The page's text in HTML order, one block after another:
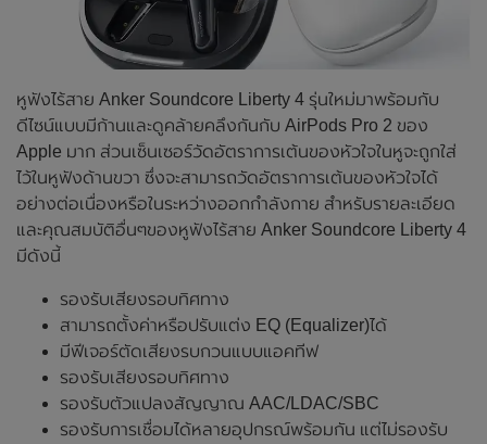
หูฟังไร้สาย Anker Soundcore Liberty 4 รุ่นใหม่มาพร้อมกับ
ดีไซน์แบบมีก้านและดูคล้ายคลึงกันกับ AirPods Pro 2 ของ
Apple มาก ส่วนเซ็นเซอร์วัดอัตราการเต้นของหัวใจในหูจะถูกใส่
ไว้ในหูฟังด้านขวา ซึ่งจะสามารถวัดอัตราการเต้นของหัวใจได้
อย่างต่อเนื่องหรือในระหว่างออกกำลังกาย สำหรับรายละเอียด
และคุณสมบัติอื่นๆของหูฟังไร้สาย Anker Soundcore Liberty 4
มีดังนี้
รองรับเสียงรอบทิศทาง
สามารถตั้งค่าหรือปรับแต่ง EQ (Equalizer)ได้
มีฟีเจอร์ตัดเสียงรบกวนแบบแอคทีฟ
รองรับเสียงรอบทิศทาง
รองรับตัวแปลงสัญญาณ AAC/LDAC/SBC
รองรับการเชื่อมได้หลายอุปกรณ์พร้อมกัน แต่ไม่รองรับ